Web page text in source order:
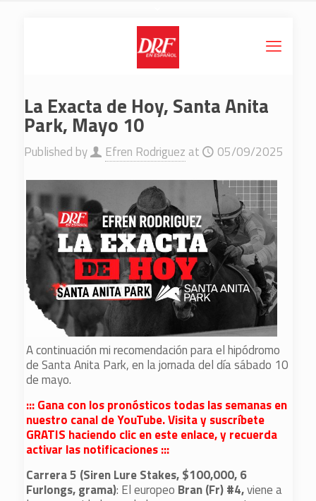
La Exacta de Hoy, Santa Anita
Park, Mayo 10
Published by Efren Rodriguez at 05/09/2025
A continuación mi recomendación para el hipódromo
de Santa Anita Park, en la jornada del día sábado 10
de mayo.
::: Gana con los pronósticos todas las semanas en
nuestro canal de YouTube. Visita y suscríbete
GRATIS haciendo clic en este enlace, y recuerda
activar las notificaciones :::
Carrera 5 (Siren Lure Stakes, $100,000, 6
Furlongs, grama): El europeo Bran (Fr) #4,viene a